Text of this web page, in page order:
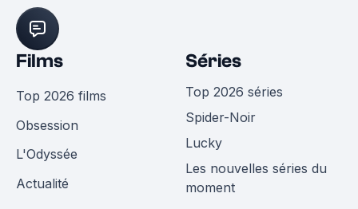
Films
Top 2026 films
Obsession
L'Odyssée
Actualité
Séries
Top 2026 séries
Spider-Noir
Lucky
Les nouvelles séries du
moment